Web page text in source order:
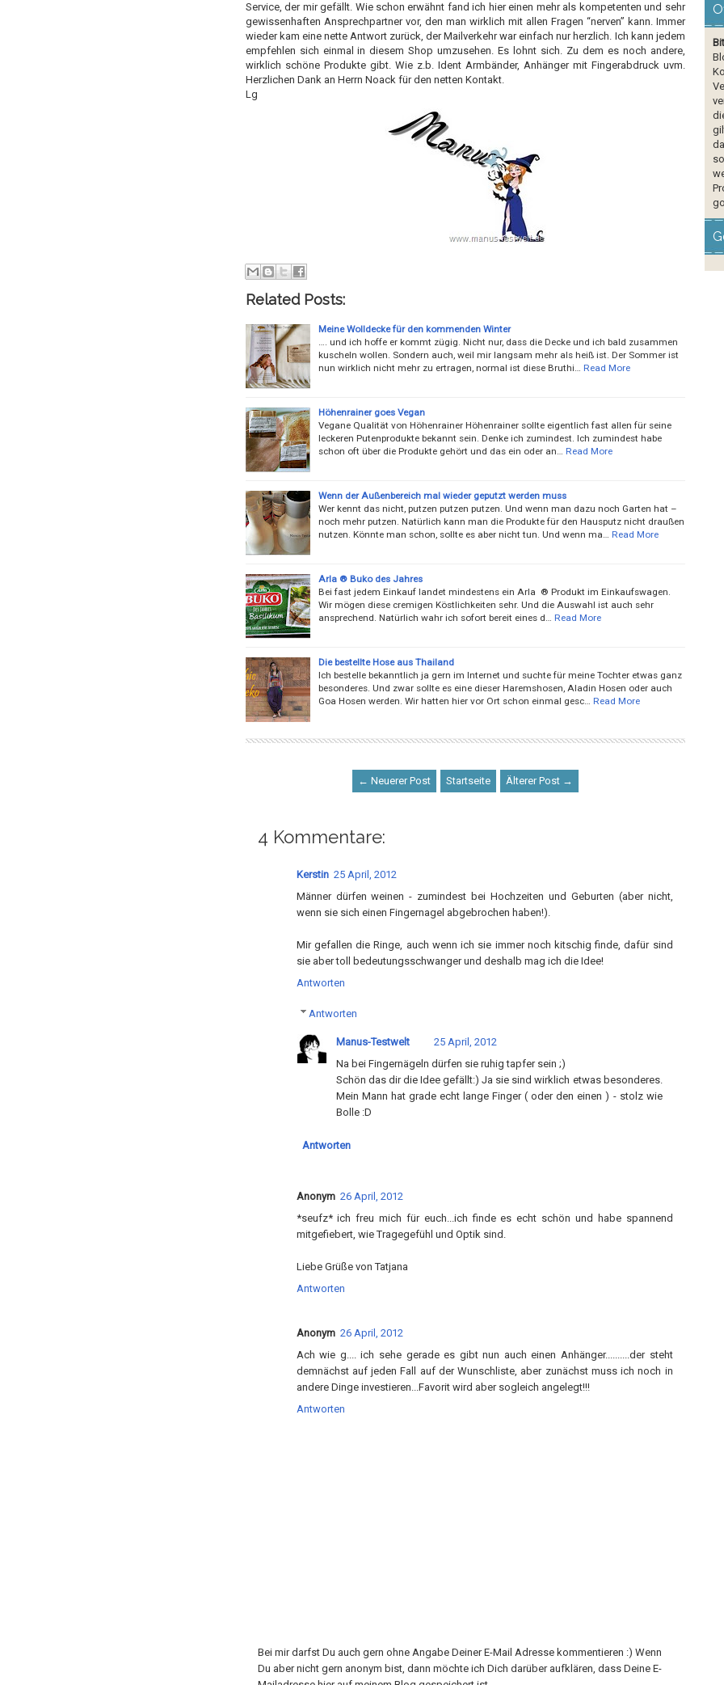
Service, der mir gefällt. Wie schon erwähnt fand ich hier einen mehr als kompetenten und sehr
gewissenhaften Ansprechpartner vor, den man wirklich mit allen Fragen “nerven” kann. Immer
wieder kam eine nette Antwort zurück, der Mailverkehr war einfach nur herzlich. Ich kann jedem
empfehlen sich einmal in diesem Shop umzusehen. Es lohnt sich. Zu dem es noch andere,
wirklich schöne Produkte gibt. Wie z.b. Ident Armbänder, Anhänger mit Fingerabdruck uvm.
Herzlichen Dank an Herrn Noack für den netten Kontakt.
Lg
Related Posts:
Meine Wolldecke für den kommenden Winter
…. und ich hoffe er kommt zügig. Nicht nur, dass die Decke und ich bald zusammen
kuscheln wollen. Sondern auch, weil mir langsam mehr als heiß ist. Der Sommer ist
nun wirklich nicht mehr zu ertragen, normal ist diese Bruthi…
Read More
Höhenrainer goes Vegan
Vegane Qualität von Höhenrainer Höhenrainer sollte eigentlich fast allen für seine
leckeren Putenprodukte bekannt sein. Denke ich zumindest. Ich zumindest habe
schon oft über die Produkte gehört und das ein oder an…
Read More
Wenn der Außenbereich mal wieder geputzt werden muss
Wer kennt das nicht, putzen putzen putzen. Und wenn man dazu noch Garten hat –
noch mehr putzen. Natürlich kann man die Produkte für den Hausputz nicht draußen
nutzen. Könnte man schon, sollte es aber nicht tun. Und wenn ma…
Read More
Arla ® Buko des Jahres
Bei fast jedem Einkauf landet mindestens ein Arla ® Produkt im Einkaufswagen.
Wir mögen diese cremigen Köstlichkeiten sehr. Und die Auswahl ist auch sehr
ansprechend. Natürlich wahr ich sofort bereit eines d…
Read More
Die bestellte Hose aus Thailand
Ich bestelle bekanntlich ja gern im Internet und suchte für meine Tochter etwas ganz
besonderes. Und zwar sollte es eine dieser Haremshosen, Aladin Hosen oder auch
Goa Hosen werden. Wir hatten hier vor Ort schon einmal gesc…
Read More
← Neuerer Post Startseite Älterer Post →
4 Kommentare:
Kerstin 25 April, 2012
Männer dürfen weinen - zumindest bei Hochzeiten und Geburten (aber nicht,
wenn sie sich einen Fingernagel abgebrochen haben!).
Mir gefallen die Ringe, auch wenn ich sie immer noch kitschig finde, dafür sind
sie aber toll bedeutungsschwanger und deshalb mag ich die Idee!
Antworten
Antworten
Manus-Testwelt
25 April, 2012
Na bei Fingernägeln dürfen sie ruhig tapfer sein ;)
Schön das dir die Idee gefällt:) Ja sie sind wirklich etwas besonderes.
Mein Mann hat grade echt lange Finger ( oder den einen ) - stolz wie
Bolle :D
Antworten
Anonym 26 April, 2012
*seufz* ich freu mich für euch...ich finde es echt schön und habe spannend
mitgefiebert, wie Tragegefühl und Optik sind.
Liebe Grüße von Tatjana
Antworten
Anonym 26 April, 2012
Ach wie g.... ich sehe gerade es gibt nun auch einen Anhänger..........der steht
demnächst auf jeden Fall auf der Wunschliste, aber zunächst muss ich noch in
andere Dinge investieren...Favorit wird aber sogleich angelegt!!!
Antworten
Bei mir darfst Du auch gern ohne Angabe Deiner E-Mail Adresse kommentieren :) Wenn
Du aber nicht gern anonym bist, dann möchte ich Dich darüber aufklären, dass Deine E-